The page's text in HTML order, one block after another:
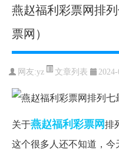
燕赵福利彩票网排
票网）
网友:yz 文章列表
关于燕赵福利彩票网排
这个很多人还不知道，